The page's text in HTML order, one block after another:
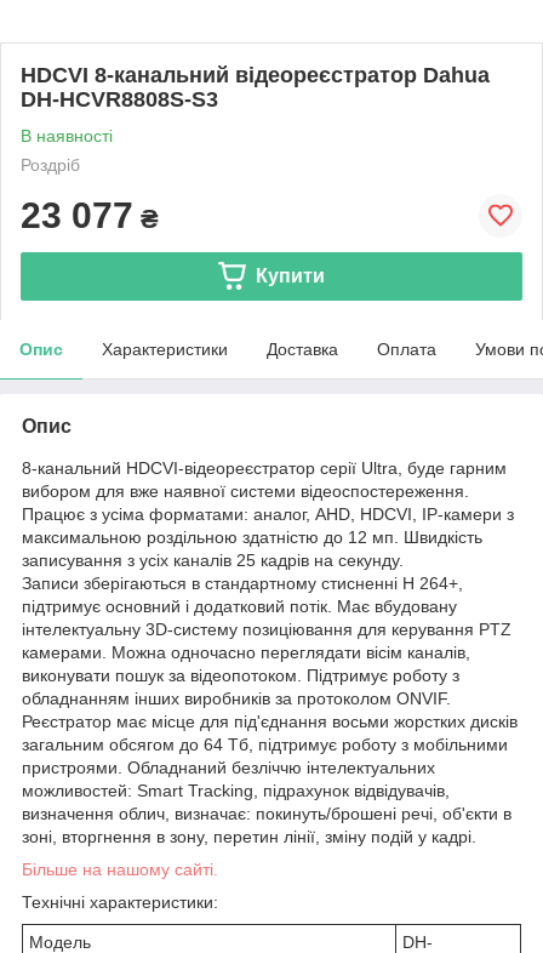
HDCVI 8-канальний відеореєстратор Dahua
DH-HCVR8808S-S3
В наявності
Роздріб
23 077 ₴
Купити
Опис Характеристики Доставка Оплата Умови
Опис
8-канальний HDCVI-відеореєстратор серії Ultra, буде гарним
вибором для вже наявної системи відеоспостереження.
Працює з усіма форматами: аналог, AHD, HDCVI, IP-камери з
максимальною роздільною здатністю до 12 мп. Швидкість
записування з усіх каналів 25 кадрів на секунду.
Записи зберігаються в стандартному стисненні Н 264+,
підтримує основний і додатковий потік. Має вбудовану
інтелектуальну 3D-систему позиціювання для керування PTZ
камерами. Можна одночасно переглядати вісім каналів,
виконувати пошук за відеопотоком. Підтримує роботу з
обладнанням інших виробників за протоколом ONVIF.
Реєстратор має місце для під'єднання восьми жорстких дисків
загальним обсягом до 64 Тб, підтримує роботу з мобільними
пристроями. Обладнаний безліччю інтелектуальних
можливостей: Smart Tracking, підрахунок відвідувачів,
визначення облич, визначає: покинуть/брошені речі, об'єкти в
зоні, вторгнення в зону, перетин лінії, зміну подій у кадрі.
Більше на нашому сайті.
Технічні характеристики:
Модель
DH-